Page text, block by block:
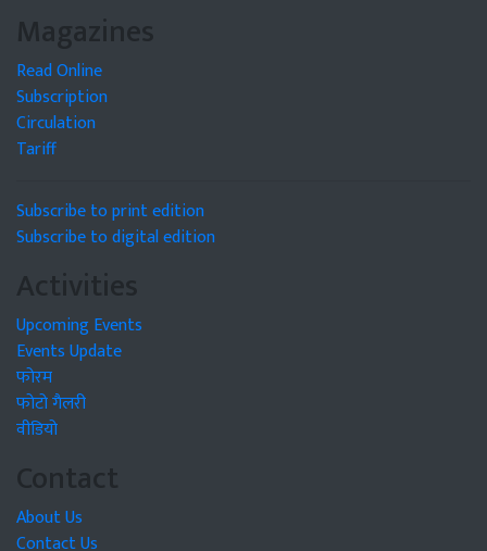
Magazines
Read Online
Subscription
Circulation
Tariff
Subscribe to print edition
Subscribe to digital edition
Activities
Upcoming Events
Events Update
फोरम
फोटो गैलरी
वीडियो
Contact
About Us
Contact Us